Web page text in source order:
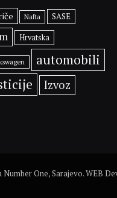
Nafta SASE
Hrvatska
automobili
Izvoz
One, Sarajevo. WEB